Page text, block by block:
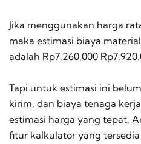
Jika menggunakan harga
maka estimasi biaya
adalah Rp7.260.000
Tapi untuk estimasi ini
kirim, dan biaya tenaga
estimasi harga yang tepat,
fitur kalkulator yang